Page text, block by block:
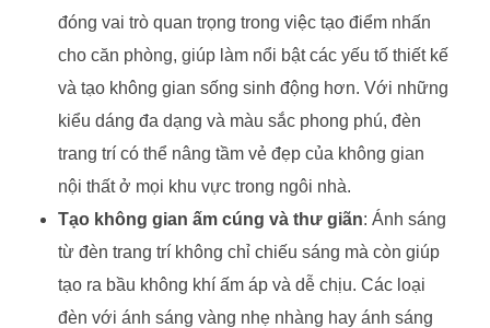
đóng vai trò quan trọng trong việc tạo điểm nhấn
cho căn phòng, giúp làm nổi bật các yếu tố thiết kế
và tạo không gian sống sinh động hơn. Với những
kiểu dáng đa dạng và màu sắc phong phú, đèn
trang trí có thể nâng tầm vẻ đẹp của không gian
nội thất ở mọi khu vực trong ngôi nhà.
Tạo không gian ấm cúng và thư giãn: Ánh sáng
từ đèn trang trí không chỉ chiếu sáng mà còn giúp
tạo ra bầu không khí ấm áp và dễ chịu. Các loại
đèn với ánh sáng vàng nhẹ nhàng hay ánh sáng